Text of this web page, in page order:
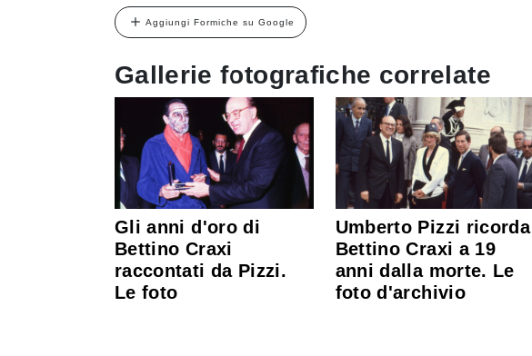
Aggiungi Formiche su Google
Gallerie fotografiche correlate
Gli anni d'oro di
Bettino Craxi
raccontati da Pizzi.
Le foto
Umberto Pizzi ricorda
Bettino Craxi a 19
anni dalla morte. Le
foto d'archivio